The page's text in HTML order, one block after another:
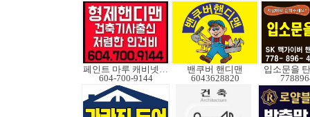
페인트 마루 캐비넷코팅
604-700-9144
밴쿠버 핸디맨
6043628820
입소문을